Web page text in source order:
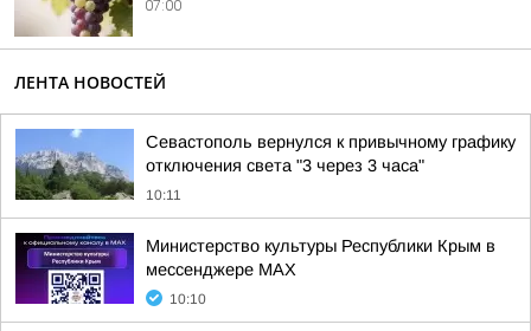
07:00
ЛЕНТА НОВОСТЕЙ
Севастополь вернулся к привычному графику
отключения света "3 через 3 часа"
10:11
Министерство культуры Республики Крым в
мессенджере МАХ
10:10